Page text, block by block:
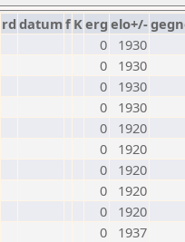
rd datumf Kerg elo+/-
0
1930
0
1930
0
1930
0
1930
0
1920
0
1920
0
1920
0
1920
0
1920
0
1937